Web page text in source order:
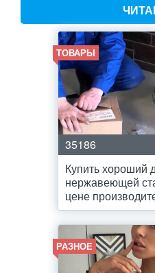
ТОВАРЫ
35186
Купить хороший
нержавеющей
цене
РАЗНОЕ